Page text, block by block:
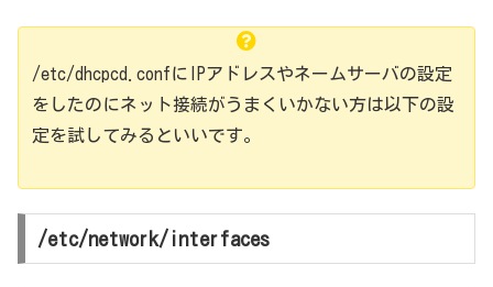
/etc/dhcpcd.confにIPアドレスやネームサーバの設定
をしたのにネット接続がうまくいかない方は以下の設
定を試してみるといいです。
/etc/network/interfaces